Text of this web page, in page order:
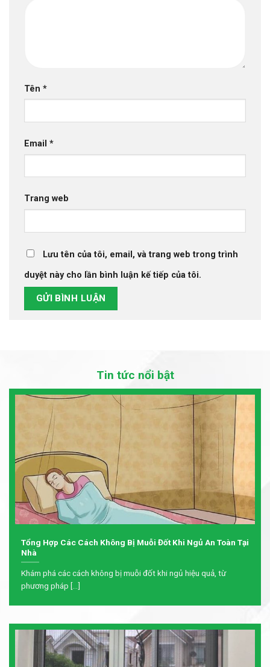
Tên *
Email *
Trang web
Lưu tên của tôi, email, và trang web trong trình
duyệt này cho lần bình luận kế tiếp của tôi.
Tin tức nổi bật
Tổng Hợp Các Cách Không Bị Muỗi Đốt Khi Ngủ An Toàn Tại
Nhà
Khám phá các cách không bị muỗi đốt khi ngủ hiệu quả, từ
phương pháp [...]